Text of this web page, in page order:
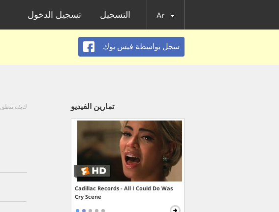
تسجيل الدخول التسجيل Ar
سجل بواسطة فيس بوك
كيف تنطق whenever بالإنجليزية تمارين الفيديو
Cadillac Records - All I Could Do Was
Cry Scene